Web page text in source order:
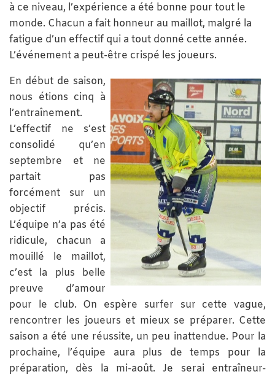
à ce niveau, l’expérience a été bonne pour tout le
monde. Chacun a fait honneur au maillot, malgré la
fatigue d’un effectif qui a tout donné cette année.
L’événement a peut-être crispé les joueurs.
En début de saison,
nous étions cinq à
l’entraînement.
L’effectif ne s’est
consolidé qu’en
septembre et ne
partait pas
forcément sur un
objectif précis.
L’équipe n’a pas été
ridicule, chacun a
mouillé le maillot,
c’est la plus belle
preuve d’amour
pour le club. On espère surfer sur cette vague,
rencontrer les joueurs et mieux se préparer. Cette
saison a été une réussite, un peu inattendue. Pour la
prochaine, l’équipe aura plus de temps pour la
préparation, dès la mi-août. Je serai entraîneur-